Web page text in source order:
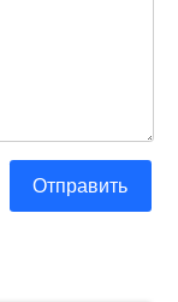
Отправить